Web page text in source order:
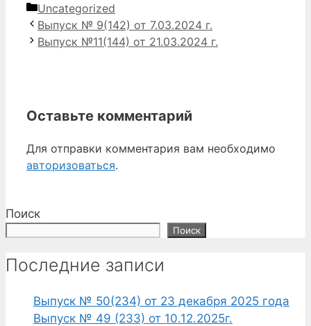
Рубрики
Uncategorized
Выпуск № 9(142) от 7.03.2024 г.
Выпуск №11(144) от 21.03.2024 г.
Оставьте комментарий
Для отправки комментария вам необходимо
авторизоваться.
Поиск
Поиск
Последние записи
Выпуск № 50(234) от 23 декабря 2025 года
Выпуск № 49 (233) от 10.12.2025г.